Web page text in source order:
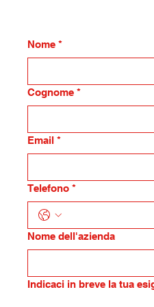
Nome *
Cognome *
Email *
Telefono *
Nome dell'azienda
Indicaci in breve la tua